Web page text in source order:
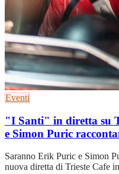
Eventi
"I Santi" in diretta su
e Simon Puric
Saranno Erik Puric e Simon
nuova diretta di Trieste Cafe